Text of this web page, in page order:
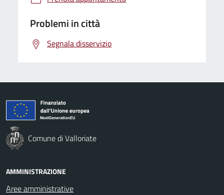
Problemi in città
Segnala disservizio
Comune di Valloriate
AMMINISTRAZIONE
Aree amministrative